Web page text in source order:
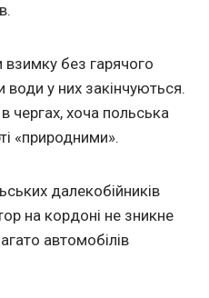
взимку без гарячого
води у них закінчуються.
чергах, хоча польська
«природними».
далекобійників
на кордоні не зникне
автомобілів